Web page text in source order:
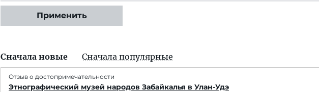
Применить
Сначала новые Сначала популярные
Отзыв о достопримечательности
Этнографический музей народов Забайкалья в Улан-Удэ